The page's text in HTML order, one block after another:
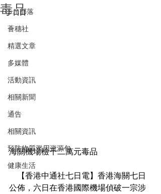
S.Y.部落
薈穗社
精選文章
多媒體
活動資訊
相關新聞
通告
相關資訊
預防物質濫用資源包
健康生活
毒品
海關機場檢千二萬元毒品
【香港中通社七日電】香港海關七日
公佈，六日在香港國際機場偵破一宗涉